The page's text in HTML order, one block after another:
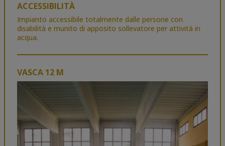
ACCESSIBILITÀ
Impianto accessibile totalmente dalle persone con
disabilità e munito di apposito sollevatore per attività in
acqua.
VASCA 12 M